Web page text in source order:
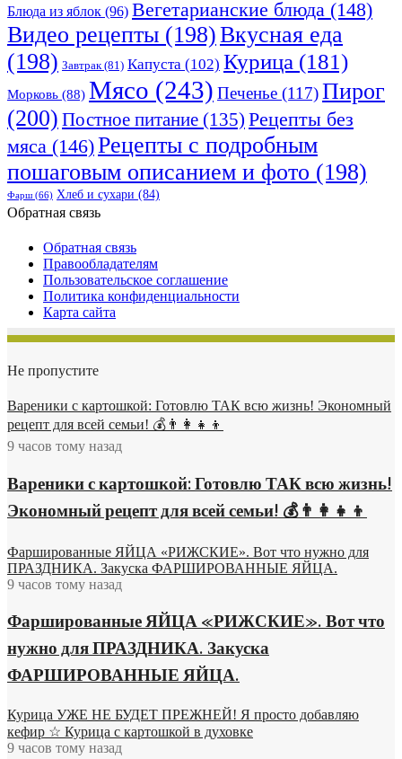
Блюда из яблок (96) Вегетарианские блюда (148)
Видео рецепты (198)Вкусная еда
(198) Завтрак(81) Капуста (102) Курица (181)
Морковь (88) Мясо (243) Печенье (117)Пирог
(200) Постное питание (135) Рецепты без
мяса (146)Рецепты с подробным
пошаговым описанием и фото (198)
Фарш(66) Хлеб и сухари (84)
Обратная связь
Обратная связь
Правообладателям
Пользовательское соглашение
Политика конфиденциальности
Карта сайта
Не пропустите
Вареники с картошкой: Готовлю ТАК всю жизнь! Экономный
рецепт для всей семьи! 💰👨👩👧👦
9 часов тому назад
Вареники с картошкой: Готовлю ТАК всю жизнь!
Экономный рецепт для всей семьи! 💰👨👩👧👦
Фаршированные ЯЙЦА «РИЖСКИЕ». Вот что нужно для
ПРАЗДНИКА. Закуска ФАРШИРОВАННЫЕ ЯЙЦА.
9 часов тому назад
Фаршированные ЯЙЦА «РИЖСКИЕ». Вот что
нужно для ПРАЗДНИКА. Закуска
ФАРШИРОВАННЫЕ ЯЙЦА.
Курица УЖЕ НЕ БУДЕТ ПРЕЖНЕЙ! Я просто добавляю
кефир ☆ Курица с картошкой в духовке
9 часов тому назад